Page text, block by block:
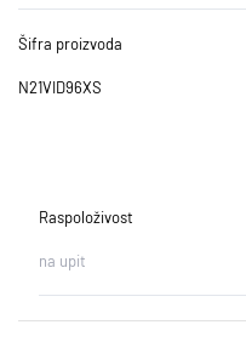
Šifra proizvoda
N21VID96XS
Raspoloživost
na upit